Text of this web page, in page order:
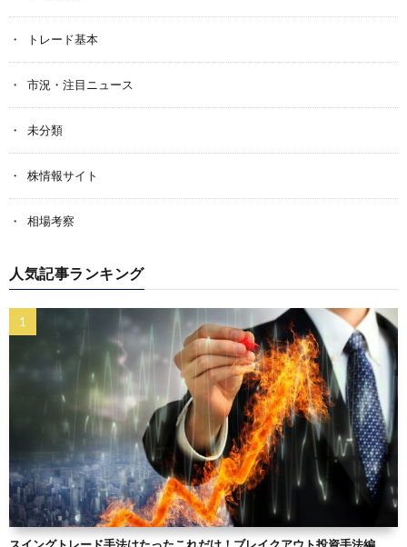
トレード基本
市況・注目ニュース
未分類
株情報サイト
相場考察
人気記事ランキング
スイングトレード手法はたったこれだけ！ブレイクアウト投資手法編